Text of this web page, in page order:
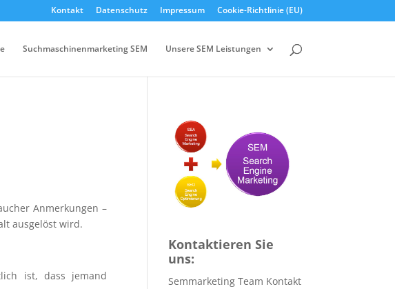
Kontakt Datenschutz Impressum Cookie-Richtlinie (EU)
Suchmaschinenmarketing SEM Unsere SEM Leistungen
Anmerkungen –
ausgelöst wird.
ist, dass jemand
Kontaktieren Sie
uns:
Semmarketing Team Kontakt